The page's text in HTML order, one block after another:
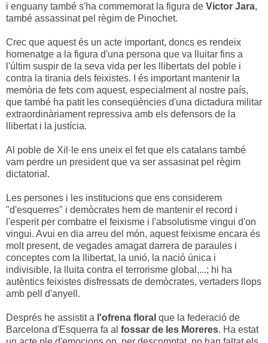
i enguany també s'ha commemorat la figura de Victor Jara,
també assassinat pel règim de Pinochet.
Crec que aquest és un acte important, doncs es rendeix
homenatge a la figura d'una persona que va lluitar fins a
l'últim suspir de la seva vida per les llibertats del poble i
contra la tirania dels feixistes. I és important mantenir la
memòria de fets com aquest, especialment al nostre país,
que també ha patit les conseqüències d'una dictadura militar
extraordinàriament repressiva amb els defensors de la
llibertat i la justícia.
Al poble de Xil·le ens uneix el fet que els catalans també
vam perdre un president que va ser assasinat pel règim
dictatorial.
Les persones i les institucions que ens considerem
"d'esquerres" i demòcrates hem de mantenir el record i
l'esperit per combatre el feixisme i l'absolutisme vingui d'on
vingui. Avui en dia arreu del món, aquest feixisme encara és
molt present, de vegades amagat darrera de paraules i
conceptes com la llibertat, la unió, la nació única i
indivisible, la lluita contra el terrorisme global,...; hi ha
autèntics feixistes disfressats de demòcrates, vertaders llops
amb pell d'anyell.
Després he assistit a l'ofrena floral que la federació de
Barcelona d'Esquerra fa al fossar de les Moreres. Ha estat